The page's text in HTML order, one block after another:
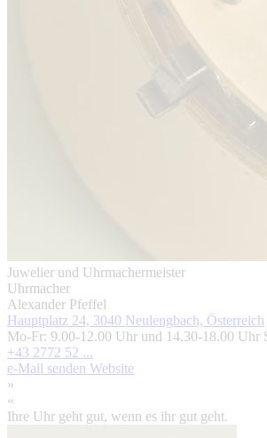
Juwelier und Uhrmachermeister
Uhrmacher
Alexander Pfeffel
Hauptplatz 24, 3040 Neulengbach, Österreich
Mo-Fr: 9.00-12.00 Uhr und 14.30-18.00 Uhr
+43 2772 52 ...
e-Mail senden Website
»
«
Ihre Uhr geht gut, wenn es ihr gut geht.